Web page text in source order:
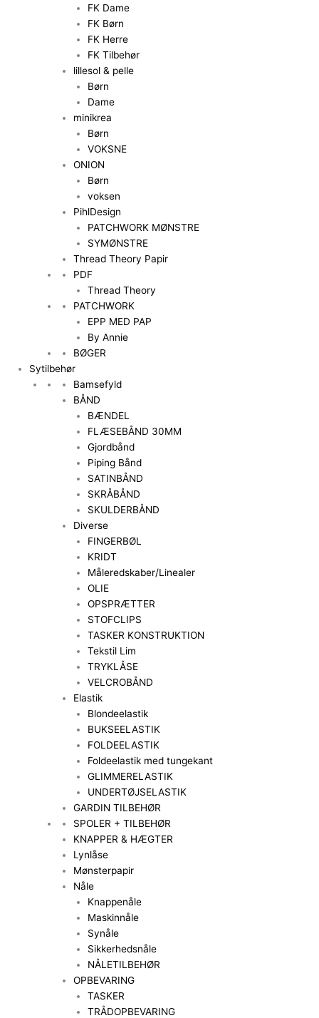
FK Dame
FK Børn
FK Herre
FK Tilbehør
lillesol & pelle
Børn
Dame
minikrea
Børn
VOKSNE
ONION
Børn
voksen
PihlDesign
PATCHWORK MØNSTRE
SYMØNSTRE
Thread Theory Papir
PDF
Thread Theory
PATCHWORK
EPP MED PAP
By Annie
BØGER
Sytilbehør
Bamsefyld
BÅND
BÆNDEL
FLÆSEBÅND 30MM
Gjordbånd
Piping Bånd
SATINBÅND
SKRÅBÅND
SKULDERBÅND
Diverse
FINGERBØL
KRIDT
Måleredskaber/Linealer
OLIE
OPSPRÆTTER
STOFCLIPS
TASKER KONSTRUKTION
Tekstil Lim
TRYKLÅSE
VELCROBÅND
Elastik
Blondeelastik
BUKSEELASTIK
FOLDEELASTIK
Foldeelastik med tungekant
GLIMMERELASTIK
UNDERTØJSELASTIK
GARDIN TILBEHØR
SPOLER + TILBEHØR
KNAPPER & HÆGTER
Lynlåse
Mønsterpapir
Nåle
Knappenåle
Maskinnåle
Synåle
Sikkerhedsnåle
NÅLETILBEHØR
OPBEVARING
TASKER
TRÅDOPBEVARING